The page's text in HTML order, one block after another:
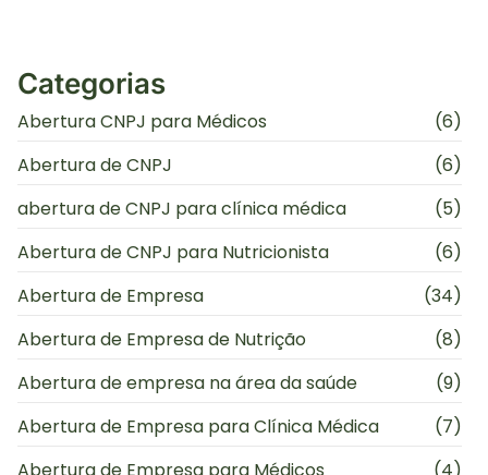
Categorias
Abertura CNPJ para Médicos
(6)
Abertura de CNPJ
(6)
abertura de CNPJ para clínica médica
(5)
Abertura de CNPJ para Nutricionista
(6)
Abertura de Empresa
(34)
Abertura de Empresa de Nutrição
(8)
Abertura de empresa na área da saúde
(9)
Abertura de Empresa para Clínica Médica
(7)
Abertura de Empresa para Médicos
(4)